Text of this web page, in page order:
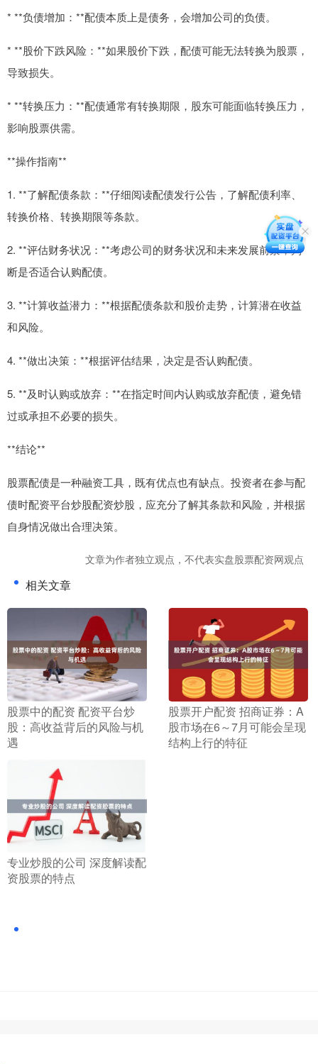
* **负债增加：**配债本质上是债务，会增加公司的负债。
* **股价下跌风险：**如果股价下跌，配债可能无法转换为股票，
导致损失。
* **转换压力：**配债通常有转换期限，股东可能面临转换压力，
影响股票供需。
**操作指南**
1. **了解配债条款：**仔细阅读配债发行公告，了解配债利率、
转换价格、转换期限等条款。
2. **评估财务状况：**考虑公司的财务状况和未来发展前景，判
断是否适合认购配债。
3. **计算收益潜力：**根据配债条款和股价走势，计算潜在收益
和风险。
4. **做出决策：**根据评估结果，决定是否认购配债。
5. **及时认购或放弃：**在指定时间内认购或放弃配债，避免错
过或承担不必要的损失。
**结论**
股票配债是一种融资工具，既有优点也有缺点。投资者在参与配
债时配资平台炒股配资炒股，应充分了解其条款和风险，并根据
自身情况做出合理决策。
文章为作者独立观点，不代表实盘股票配资网观点
相关文章
​股票中的配资 配资平台炒
股：高收益背后的风险与机
遇
​股票开户配资 招商证券：A
股市场在6～7月可能会呈现
结构上行的特征
​专业炒股的公司 深度解读配
资股票的特点